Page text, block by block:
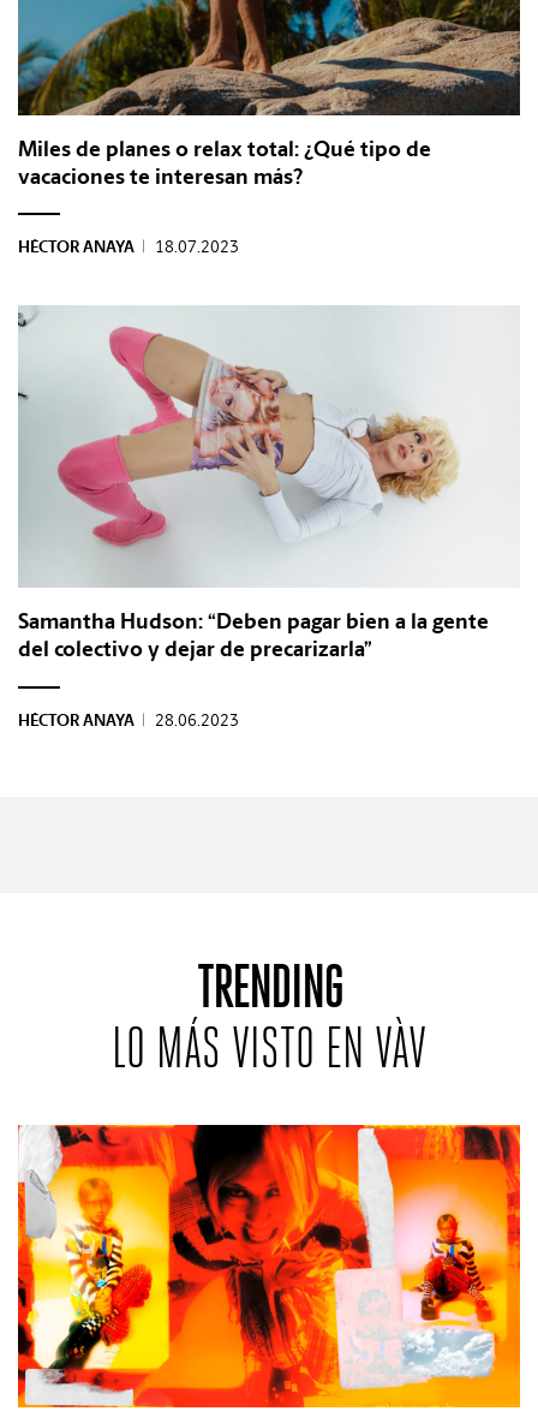
Miles de planes o relax total: ¿Qué tipo de
vacaciones te interesan más?
HÉCTOR ANAYA | 18.07.2023
Samantha Hudson: “Deben pagar bien a la gente
del colectivo y dejar de precarizarla”
HÉCTOR ANAYA | 28.06.2023
TRENDING
LO MÁS VISTO EN VÀV